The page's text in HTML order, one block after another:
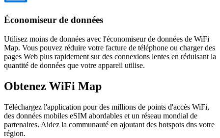
Économiseur de données
Utilisez moins de données avec l'économiseur de données de WiFi
Map. Vous pouvez réduire votre facture de téléphone ou charger des
pages Web plus rapidement sur des connexions lentes en réduisant la
quantité de données que votre appareil utilise.
Obtenez WiFi Map
Téléchargez l'application pour des millions de points d'accès WiFi,
des données mobiles eSIM abordables et un réseau mondial de
partenaires. Aidez la communauté en ajoutant des hotspots dns votre
région.